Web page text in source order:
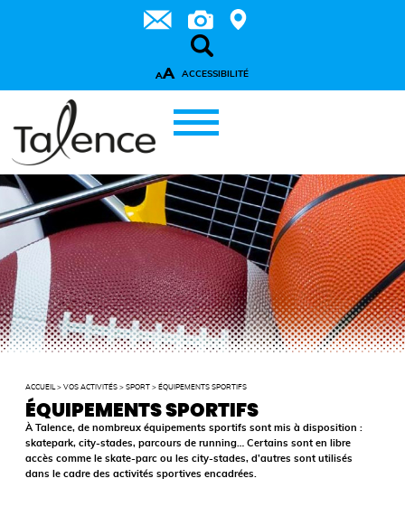
AA ACCESSIBILITÉ
ACCUEIL >VOS ACTIVITÉS >SPORT > ÉQUIPEMENTS SPORTIFS
ÉQUIPEMENTS SPORTIFS
À Talence, de nombreux équipements sportifs sont mis à disposition :
skatepark, city-stades, parcours de running… Certains sont en libre
accès comme le skate-parc ou les city-stades, d’autres sont utilisés
dans le cadre des activités sportives encadrées.